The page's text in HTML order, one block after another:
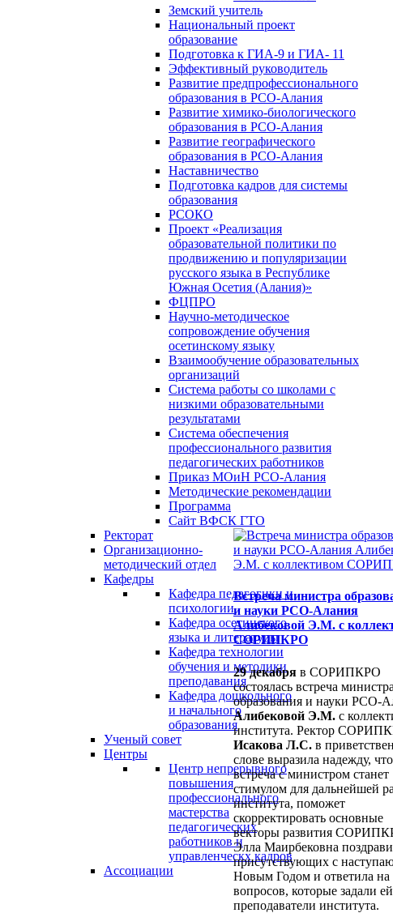
Земский учитель
Национальный проект
образование
Подготовка к ГИА-9 и ГИА- 11
Эффективный руководитель
Развитие предпрофессионального
образования в РСО-Алания
Развитие химико-биологического
образования в РСО-Алания
Развитие географического
образования в РСО-Алания
Наставничество
Подготовка кадров для системы
образования
РСОКО
Проект «Реализация
образовательной политики по
продвижению и популяризации
русского языка в Республике
Южная Осетия (Алания)»
ФЦПРО
Научно-методическое
сопровождение обучения
осетинскому языку
Взаимообучение образовательных
организаций
Система работы со школами с
низкими образовательными
результатами
Система обеспечения
профессионального развития
педагогических работников
Приказ МОиН РСО-Алания
Методические рекомендации
Программа
Сайт ВФСК ГТО
Ректорат
Организационно-
методический отдел
Кафедры
Кафедра педагогики и
психологии
Кафедра осетинского
языка и литературы
Кафедра технологии
обучения и методики
преподавания
Кафедра дошкольного
и начального
образования
Ученый совет
Центры
Центр непрерывного
повышения
профессионального
мастерства
педагогических
работников и
управленческх кадров
Ассоциации
Встреча министра
и науки РСО-Алания
Алибековой Э.М. с
СОРИПКРО
29 декабря в СОРИПКРО
состоялась встреча министра
образования и науки РСО-
Алибековой Э.М. с
института. Ректор
Исакова Л.С. в
слове выразила надежду, что
встреча с министром станет
стимулом для дальнейшей
института, поможет
скорректировать основные
векторы развития
Элла Маирбековна
присутствующих с
Новым Годом и ответила на
вопросов, которые задали ей
преподаватели института.